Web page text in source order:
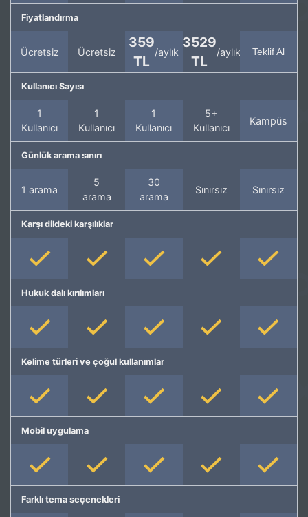
Fiyatlandırma
Ücretsiz Ücretsiz
359
TL
/aylık
3529
TL
/aylık Teklif Al
Kullanıcı Sayısı
1
Kullanıcı
1
Kullanıcı
1
Kullanıcı
5+
Kullanıcı
Kampüs
Günlük arama sınırı
1 arama
5
arama
30
arama
Sınırsız Sınırsız
Karşı dildeki karşılıklar
Hukuk dalı kırılımları
Kelime türleri ve çoğul kullanımlar
Mobil uygulama
Farklı tema seçenekleri